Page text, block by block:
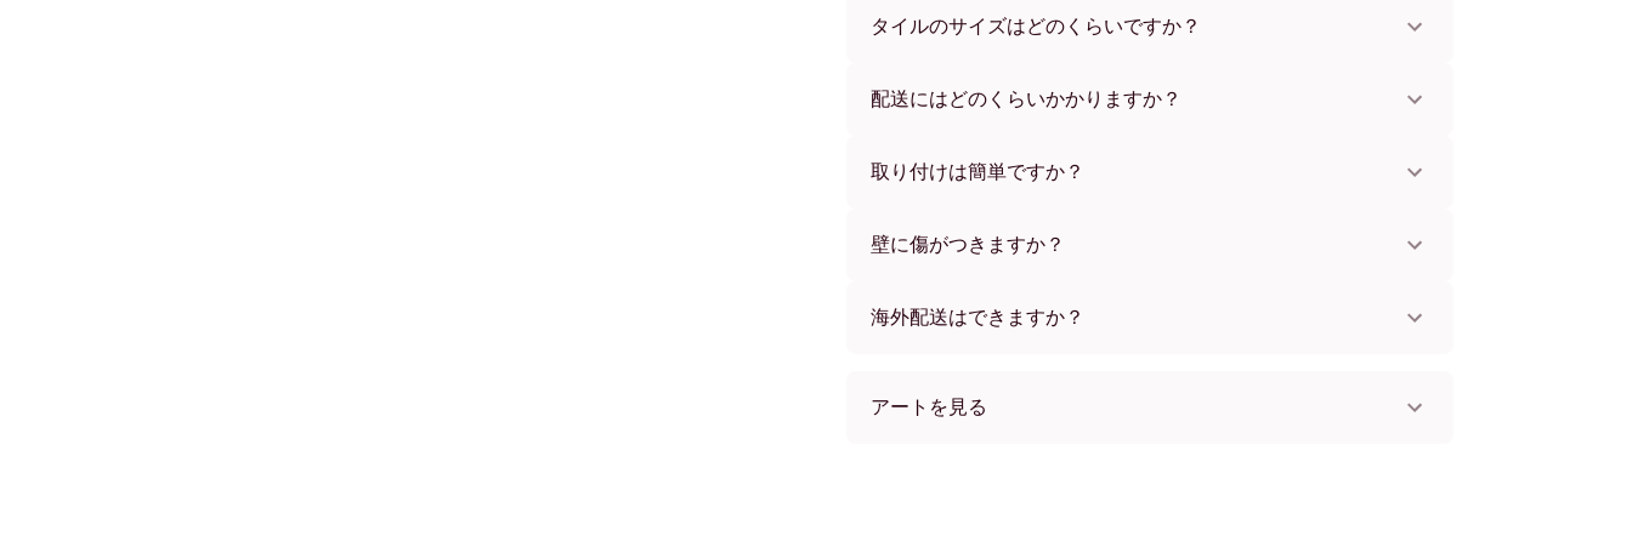
タイルのサイズはどのくらいですか？
ーからお選びいただけます。
配送にはどのくらいかかりますか？
す。ご注文後、追跡番号をお知らせします。
取り付けは簡単ですか？
め、賃貸のお部屋でも安心してお使いいただけます。
壁に傷がつきますか？
海外配送はできますか？
アートを見る